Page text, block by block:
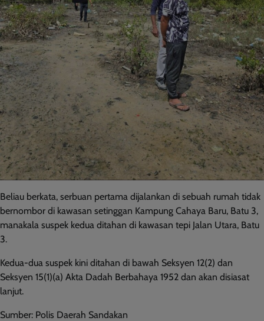
Beliau berkata, serbuan pertama dijalankan di sebuah rumah tidak
bernombor di kawasan setinggan Kampung Cahaya Baru, Batu 3,
manakala suspek kedua ditahan di kawasan tepi Jalan Utara, Batu
3.
Kedua-dua suspek kini ditahan di bawah Seksyen 12(2) dan
Seksyen 15(1)(a) Akta Dadah Berbahaya 1952 dan akan disiasat
lanjut.
Sumber: Polis Daerah Sandakan